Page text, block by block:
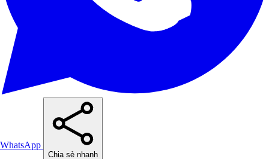
WhatsApp
Chia sẻ nhanh